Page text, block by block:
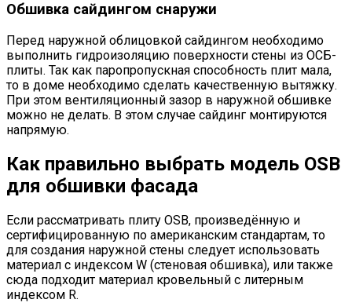
Обшивка сайдингом снаружи
Перед наружной облицовкой сайдингом необходимо
выполнить гидроизоляцию поверхности стены из OСБ-
плиты. Так как паропропускная способность плит мала,
то в доме необходимо сделать качественную вытяжку.
При этом вентиляционный зазор в наружной обшивке
можно не делать. В этом случае сайдинг монтируются
напрямую.
Как правильно выбрать модель OSB
для обшивки фасада
Если рассматривать плиту OSB, произведённую и
сертифицированную по американским стандартам, то
для создания наружной стены следует использовать
материал с индексом W (стеновая обшивка), или также
сюда подходит материал кровельный с литерным
индексом R.